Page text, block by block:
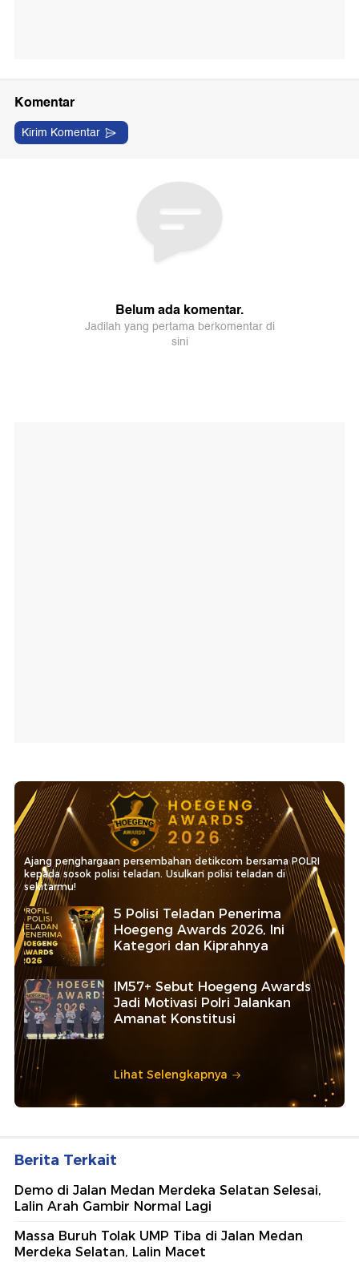
Ajang penghargaan persembahan detikcom bersama POLRI
kepada sosok polisi teladan. Usulkan polisi teladan di
sekitarmu!
5 Polisi Teladan Penerima
Hoegeng Awards 2026, Ini
Kategori dan Kiprahnya
IM57+ Sebut Hoegeng Awards
Jadi Motivasi Polri Jalankan
Amanat Konstitusi
Lihat Selengkapnya
Berita Terkait
Demo di Jalan Medan Merdeka Selatan Selesai,
Lalin Arah Gambir Normal Lagi
Massa Buruh Tolak UMP Tiba di Jalan Medan
Merdeka Selatan, Lalin Macet